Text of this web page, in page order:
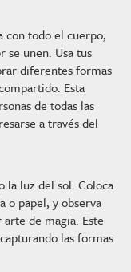
con todo el cuerpo,
unen. Usa tus
diferentes formas
Esta
de todas las
a través del
la luz del sol. Coloca
o papel, y observa
de magia. Este
las formas